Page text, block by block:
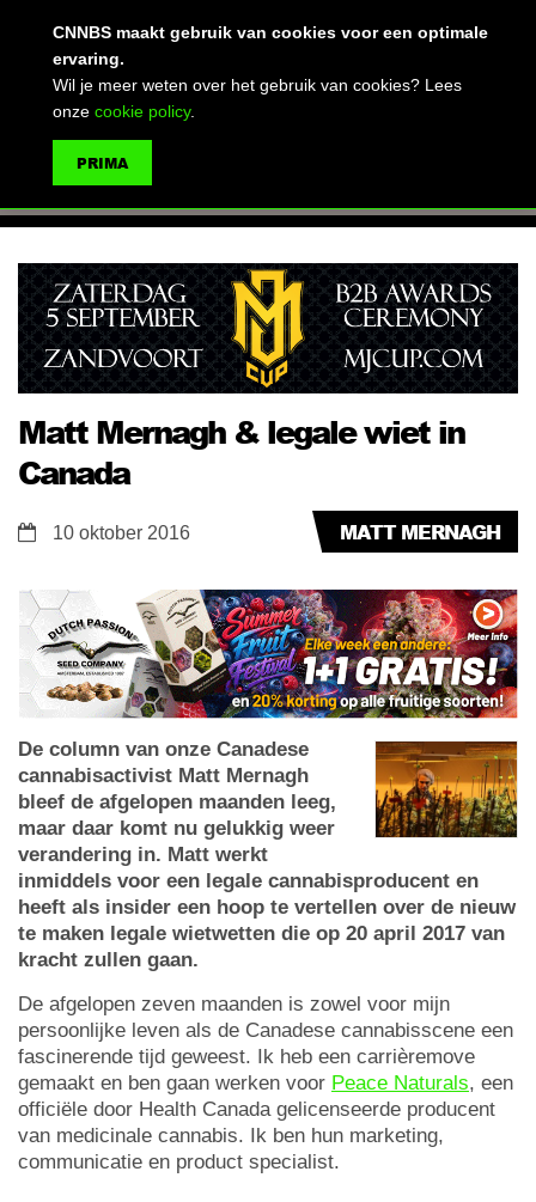
Matt Mernagh & legale wiet in
Canada
MATT MERNAGH
10 oktober 2016
De column van onze Canadese
cannabisactivist Matt Mernagh
bleef de afgelopen maanden leeg,
maar daar komt nu gelukkig weer
verandering in. Matt werkt
inmiddels voor een legale cannabisproducent en
heeft als insider een hoop te vertellen over de nieuw
te maken legale wietwetten die op 20 april 2017 van
kracht zullen gaan.
De afgelopen zeven maanden is zowel voor mijn
persoonlijke leven als de Canadese cannabisscene een
fascinerende tijd geweest. Ik heb een carrièremove
gemaakt en ben gaan werken voor Peace Naturals, een
officiële door Health Canada gelicenseerde producent
van medicinale cannabis. Ik ben hun marketing,
communicatie en product specialist.
CNNBS maakt gebruik van cookies voor een optimale
ervaring.
Wil je meer weten over het gebruik van cookies? Lees
onze cookie policy.
PRIMA